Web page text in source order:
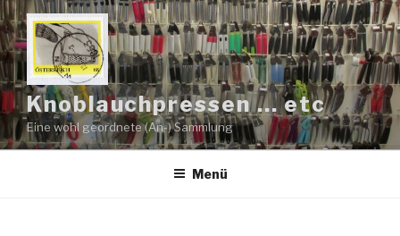
Zum
Inhalt
springen
Knoblauchpressen … etc
Eine wohl geordnete (An-) Sammlung
Menü